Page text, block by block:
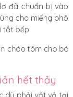
đã chuẩn bị vào
cho miếng phô
tắt bếp.
cháo tôm cho bé
hết thảy
dù phải vất vả tại